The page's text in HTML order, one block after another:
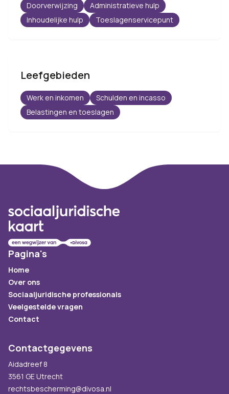
Doorverwijzing
Administratieve hulp
Inhoudelijke hulp
Toeslagenservicepunt
Leefgebieden
Werk en inkomen
Schulden en incasso
Belastingen en toeslagen
Pagina's
Home
Over ons
Sociaaljuridische professionals
Veelgestelde vragen
Contact
Contactgegevens
Aidadreef 8
3561 GE Utrecht
rechtsbescherming@divosa.nl